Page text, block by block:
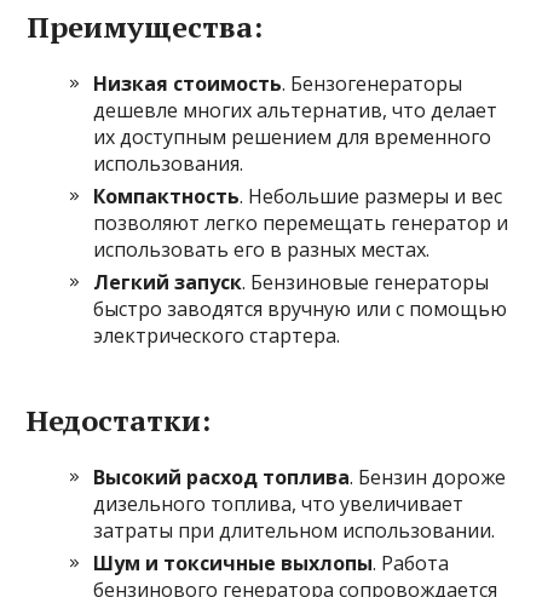
Преимущества:
Низкая стоимость. Бензогенераторы
дешевле многих альтернатив, что делает
их доступным решением для временного
использования.
Компактность. Небольшие размеры и вес
позволяют легко перемещать генератор и
использовать его в разных местах.
Легкий запуск. Бензиновые генераторы
быстро заводятся вручную или с помощью
электрического стартера.
Недостатки:
Высокий расход топлива. Бензин дороже
дизельного топлива, что увеличивает
затраты при длительном использовании.
Шум и токсичные выхлопы. Работа
бензинового генератора сопровождается